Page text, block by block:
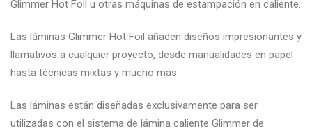
Glimmer Hot Foil u otras máquinas de estampación en caliente.
Las láminas Glimmer Hot Foil añaden diseños impresionantes y
llamativos a cualquier proyecto, desde manualidades en papel
hasta técnicas mixtas y mucho más.
Las láminas están diseñadas exclusivamente para ser
utilizadas con el sistema de lámina caliente Glimmer de